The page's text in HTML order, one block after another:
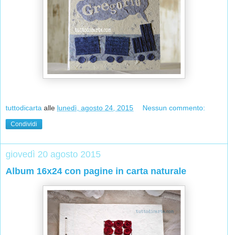
tuttodicarta alle lunedì, agosto 24, 2015 Nessun commento:
Condividi
giovedì 20 agosto 2015
Album 16x24 con pagine in carta naturale